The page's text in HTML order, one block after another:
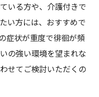
いる方や、介護付きで
い方には、おすすめで
症状が重度で徘徊が頻
の強い環境を望まれな
せてご検討いただくの